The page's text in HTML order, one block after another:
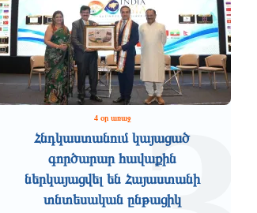
4 օր առաջ
Հնդկաստանում կայացած
գործարար հավաքին
ներկայացվել են Հայաստանի
տնտեսական ընթացիկ